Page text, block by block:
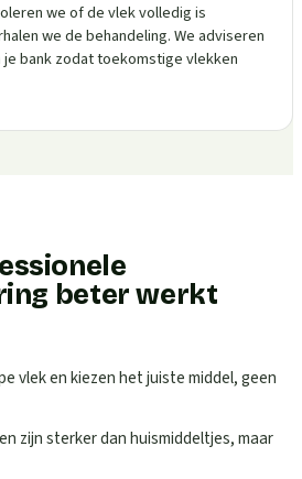
we of de vlek volledig is
we de behandeling. We adviseren
bank zodat toekomstige vlekken
beter werkt
vlek en kiezen het juiste middel, geen
zijn sterker dan huismiddeltjes, maar